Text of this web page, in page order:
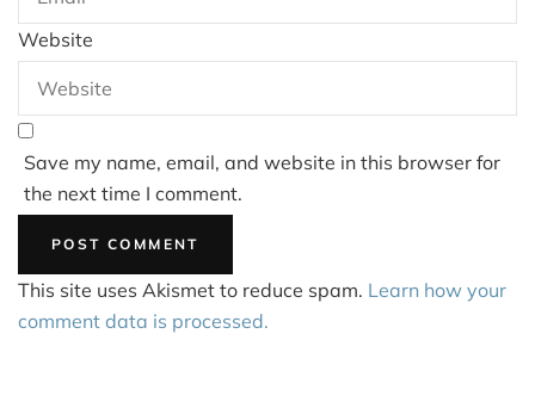
Website
Save my name, email, and website in this browser for
the next time I comment.
This site uses Akismet to reduce spam. Learn how your
comment data is processed.